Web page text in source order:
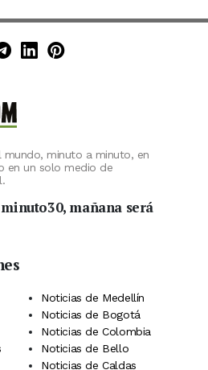
en Instagram
en X (Twitter)
en TikTok
Canal de Minuto30 en
Minuto30 en LinkedIn
Minuto30 en
mundo, minuto a minuto, en
en un solo medio de
mañana será
Noticias de Medellín
Noticias de Bogotá
Noticias de Colombia
Noticias de Bello
Noticias de Caldas